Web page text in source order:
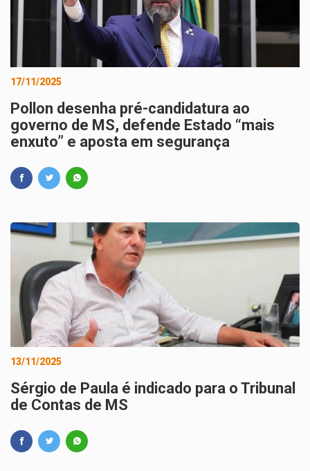
17/11/2025
Pollon desenha pré-candidatura ao
governo de MS, defende Estado “mais
enxuto” e aposta em segurança
13/11/2025
Sérgio de Paula é indicado para o Tribunal
de Contas de MS